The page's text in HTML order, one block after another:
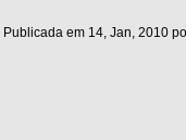
Publicada em 14, Jan, 2010